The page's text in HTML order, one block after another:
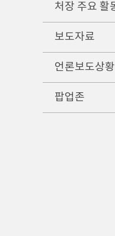
처장 주요 활
보도자료
언론보도상황
팝업존